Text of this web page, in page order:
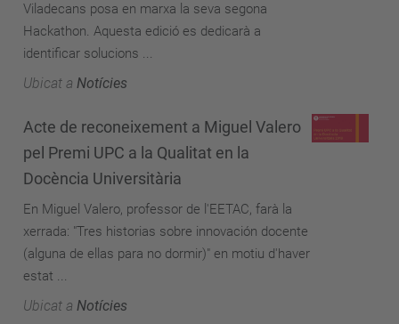
Viladecans posa en marxa la seva segona
Hackathon. Aquesta edició es dedicarà a
identificar solucions ...
Ubicat a Notícies
Acte de reconeixement a Miguel Valero
pel Premi UPC a la Qualitat en la
Docència Universitària
En Miguel Valero, professor de l'EETAC, farà la
xerrada: "Tres historias sobre innovación docente
(alguna de ellas para no dormir)" en motiu d'haver
estat ...
Ubicat a Notícies